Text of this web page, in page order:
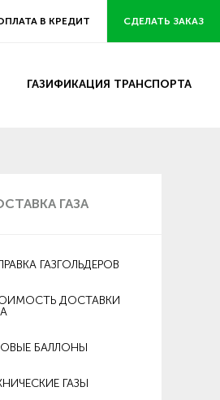
В КРЕДИТ СДЕЛАТЬ ЗАКАЗ
ГАЗИФИКАЦИЯ ТРАНСПОРТА
ГАЗА
ГАЗГОЛЬДЕРОВ
ДОСТАВКИ
БАЛЛОНЫ
ГАЗЫ